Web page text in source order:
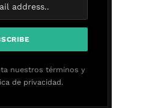
nuestros términos y
de privacidad.